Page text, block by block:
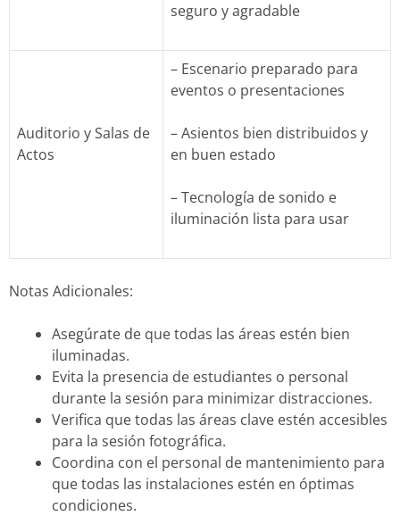
seguro y agradable
Auditorio y Salas de
Actos
– Escenario preparado para
eventos o presentaciones
– Asientos bien distribuidos y
en buen estado
– Tecnología de sonido e
iluminación lista para usar
Notas Adicionales:
Asegúrate de que todas las áreas estén bien
iluminadas.
Evita la presencia de estudiantes o personal
durante la sesión para minimizar distracciones.
Verifica que todas las áreas clave estén accesibles
para la sesión fotográfica.
Coordina con el personal de mantenimiento para
que todas las instalaciones estén en óptimas
condiciones.